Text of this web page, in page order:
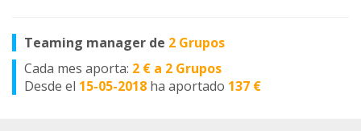
Teaming manager de 2 Grupos
Cada mes aporta: 2 € a 2 Grupos
Desde el 15-05-2018 ha aportado 137 €